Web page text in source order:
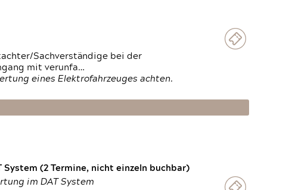
Sachverständige bei der
mit verunfa…
eines Elektrofahrzeuges achten.
(2 Termine, nicht einzeln buchbar)
im DAT System